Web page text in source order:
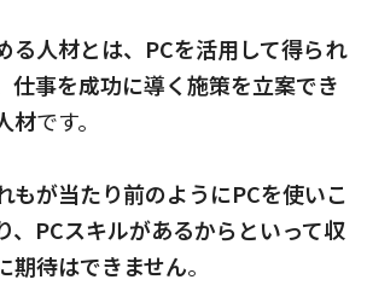
る人材とは、PCを活用して得られ
仕事を成功に導く施策を立案でき
材です。
もが当たり前のようにPCを使いこ
、PCスキルがあるからといって収
期待はできません。